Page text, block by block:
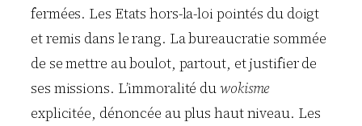
fermées. Les Etats hors-la-loi pointés du doigt
et remis dans le rang. La bureaucratie sommée
de se mettre au boulot, partout, et justifier de
ses missions. L’immoralité duwokisme
explicitée, dénoncée au plus haut niveau. Les